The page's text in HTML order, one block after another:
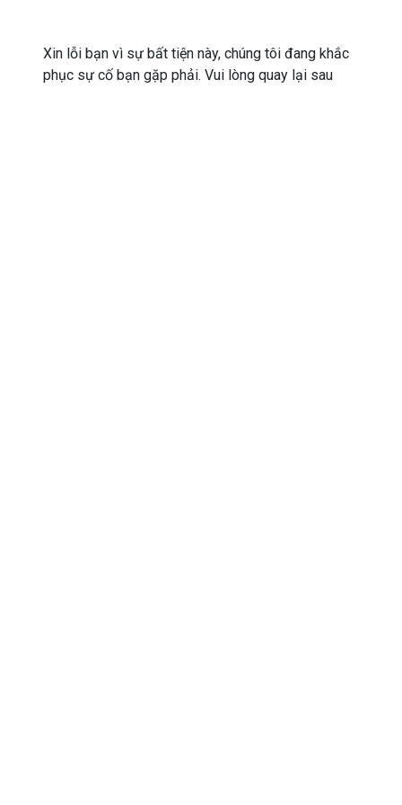
Xin lỗi bạn vì sự bất tiện này, chúng tôi đang khắc
phục sự cố bạn gặp phải. Vui lòng quay lại sau